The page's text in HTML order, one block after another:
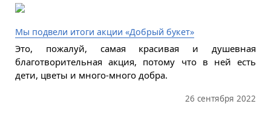
Мы подвели итоги акции «Добрый букет»
Это, пожалуй, самая красивая и душевная
благотворительная акция, потому что в ней есть
дети, цветы и много-много добра.
26 сентября 2022